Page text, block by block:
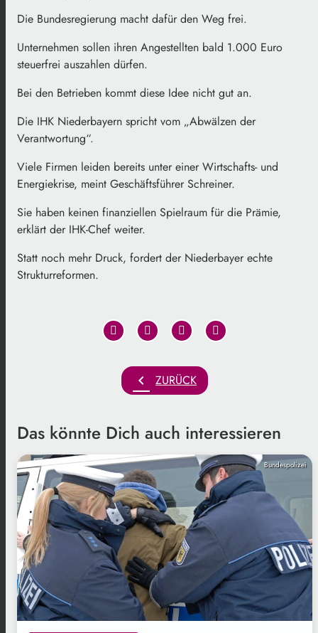
Die Bundesregierung macht dafür den Weg frei.
Unternehmen sollen ihren Angestellten bald 1.000 Euro
steuerfrei auszahlen dürfen.
Bei den Betrieben kommt diese Idee nicht gut an.
Die IHK Niederbayern spricht vom „Abwälzen der
Verantwortung“.
Viele Firmen leiden bereits unter einer Wirtschafts- und
Energiekrise, meint Geschäftsführer Schreiner.
Sie haben keinen finanziellen Spielraum für die Prämie,
erklärt der IHK-Chef weiter.
Statt noch mehr Druck, fordert der Niederbayer echte
Strukturreformen.
chevron_left ZURÜCK
Das könnte Dich auch interessieren
Bundespolizei